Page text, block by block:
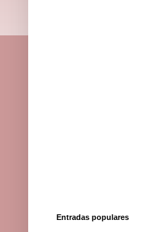
Entradas populares